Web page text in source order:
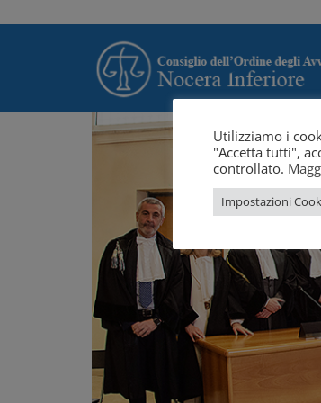
Utilizziamo i
"Accetta tutti",
controllato.
Impostazioni